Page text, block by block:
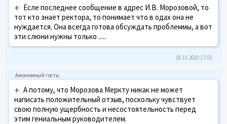
+ Есле последнее сообщение в адрес И.В. Морозовой, то
тот кто знает ректора, то понимает что в одах она не
нуждается. Она всегда готова обсуждать проблеммы, а вот
эти слюни нужны только .....
18.11.2010 17:03
+ А потому, что Морозова Меркту никак не может
написать положительный отзыв, поскольку чувствует
свою полную ущербность и несостоятельность перед
этим гениальным руководителем.